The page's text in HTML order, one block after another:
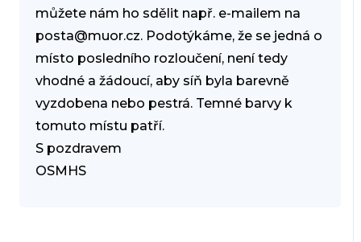
můžete nám ho sdělit např. e-mailem na
posta@muor.cz. Podotýkáme, že se jedná o
místo posledního rozloučení, není tedy
vhodné a žádoucí, aby síň byla barevně
vyzdobena nebo pestrá. Temné barvy k
tomuto místu patří.
S pozdravem
OSMHS